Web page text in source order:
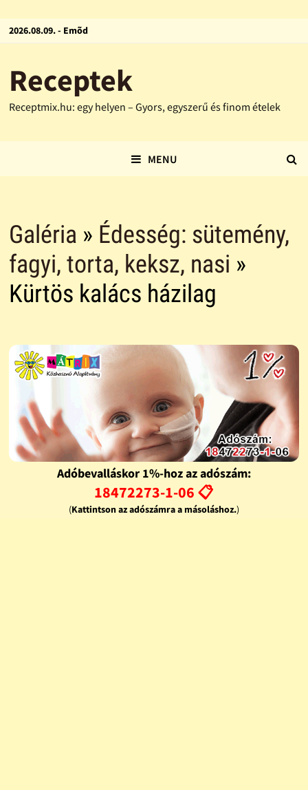
2026.08.09. - Emõd
Receptek
Receptmix.hu: egy helyen – Gyors, egyszerű és finom ételek
MENU
Galéria » Édesség: sütemény,
fagyi, torta, keksz, nasi »
Kürtös kalács házilag
Adóbevalláskor 1%-hoz az adószám:
18472273-1-06 📋
(Kattintson az adószámra a másoláshoz.)